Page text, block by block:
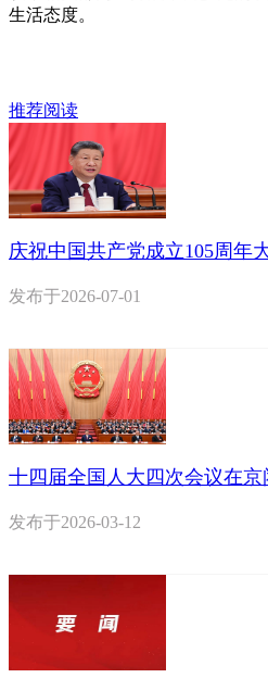
生活态度。
推荐阅读
庆祝中国共产党成立105周年
发布于2026-07-01
十四届全国人大四次会议在京
发布于2026-03-12